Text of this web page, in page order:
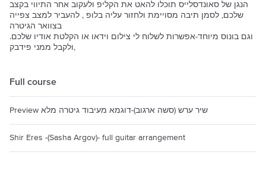
הנגן של סאונדסלייס תוכלו להאט את הקליפ ולעקוב אחר התיווי בקצב
שלכם, לסמן תיבה מסויימת ולחזור עליה בלופ , להעביר למצב צפייה
בצוואר הגיטרה
.וגם בונוס מיוחד-אפשרות לשלוח לי צילום וידאו או הקלטת אודיו שלכם
ולקבל ממני פידבק,
Full course
Preview שיר ערש (סשה ארגוב)-דוגמא מעיבוד גיטרה מלא
Shir Eres -(Sasha Argov)- full guitar arrangement